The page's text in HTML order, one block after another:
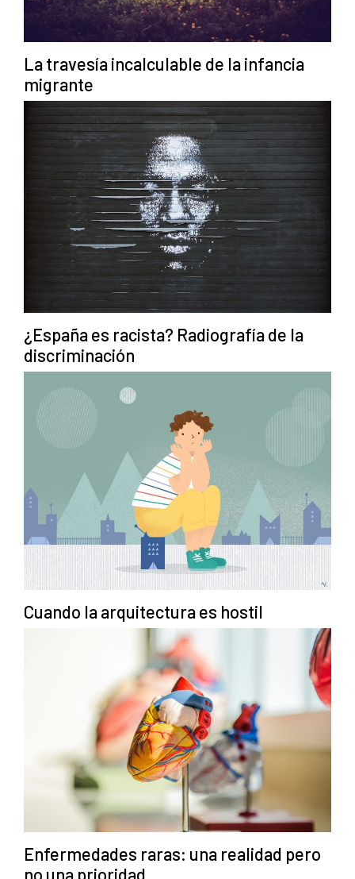
La travesía incalculable de la infancia
migrante
¿España es racista? Radiografía de la
discriminación
Cuando la arquitectura es hostil
Enfermedades raras: una realidad pero
no una prioridad